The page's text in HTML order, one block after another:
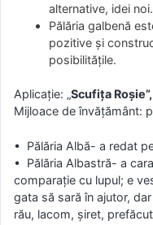
alternative, idei
Pălăria galbenă
pozitive şi
posibilităţile.
Aplicație: „Scufița
Mijloace de învățământ:
• Pălăria Albă- a redat
• Pălăria Albastră- a
comparaţie cu lupul; e
gata să sară în ajutor,
rău, lacom, şiret,